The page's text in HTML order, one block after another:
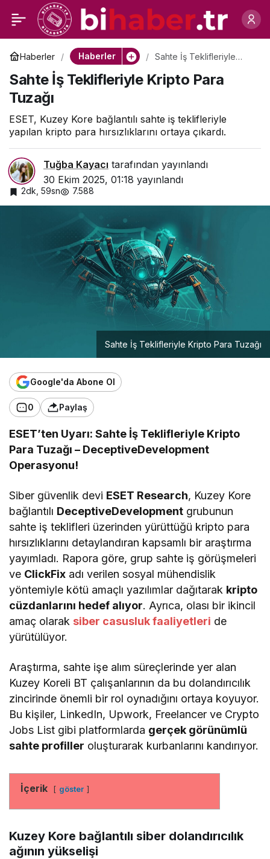
Haberler Haberler
Sahte İş Teklifleriyle
Sahte İş Teklifleriyle Kripto Para
Tuzağı
ESET, Kuzey Kore bağlantılı sahte iş teklifleriyle
yapılan kripto para hırsızlıklarını ortaya çıkardı.
Tuğba Kayacı tarafından yayınlandı
30 Ekim 2025, 01:18 yayınlandı
2dk, 59sn 7.588
Sahte İş Teklifleriyle Kripto Para Tuzağı
Google'da Abone Ol
0 Paylaş
ESET’ten Uyarı: Sahte İş Teklifleriyle Kripto
Para Tuzağı – DeceptiveDevelopment
Operasyonu!
Siber güvenlik devi ESET Research, Kuzey Kore
bağlantılı DeceptiveDevelopment grubunun
sahte iş teklifleri üzerinden yürüttüğü kripto para
hırsızlıklarını detaylandıran kapsamlı bir araştırma
yayımladı. Rapora göre, grup sahte iş görüşmeleri
ve ClickFix adı verilen sosyal mühendislik
yöntemiyle kötü amaçlı yazılımlar dağıtarak kripto
cüzdanlarını hedef alıyor. Ayrıca, olası bir ikincil
amaç olarak siber casusluk faaliyetleri de
yürütülüyor.
Araştırma, sahte işe alım süreçlerinde yer alan
Kuzey Koreli BT çalışanlarının da bu dolandırıcılık
zincirinde önemli bir rol oynadığını ortaya koyuyor.
Bu kişiler, LinkedIn, Upwork, Freelancer ve Crypto
Jobs List gibi platformlarda gerçek görünümlü
sahte profiller oluşturarak kurbanlarını kandırıyor.
İçerik göster
Kuzey Kore bağlantılı siber dolandırıcılık
ağının yükselişi
Digital Impact Ankara
Zirvesi 2025 İçin Geri
Sayım!
0 Paylaş